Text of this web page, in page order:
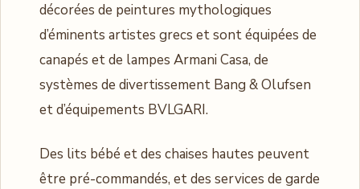
décorées de peintures mythologiques
d’éminents artistes grecs et sont équipées de
canapés et de lampes Armani Casa, de
systèmes de divertissement Bang & Olufsen
et d’équipements BVLGARI.
Des lits bébé et des chaises hautes peuvent
être pré-commandés, et des services de garde